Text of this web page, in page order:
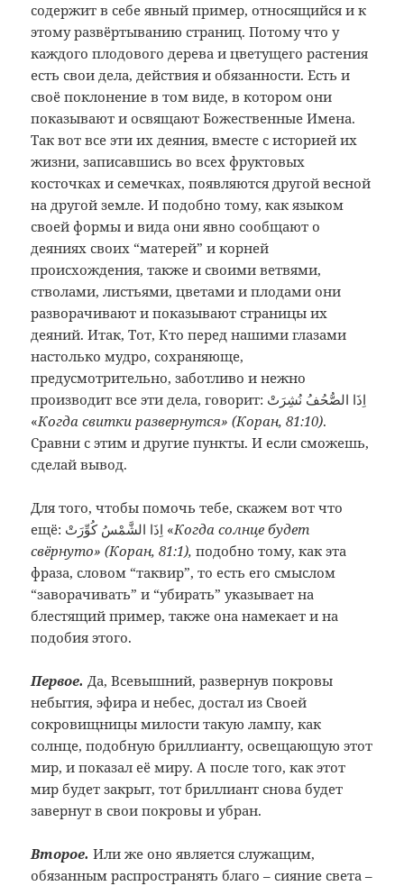
содержит в себе явный пример, относящийся и к
этому развёртыванию страниц. Потому что у
каждого плодового дерева и цветущего растения
есть свои дела, действия и обязанности. Есть и
своё поклонение в том виде, в котором они
показывают и освящают Божественные Имена.
Так вот все эти их деяния, вместе с историей их
жизни, записавшись во всех фруктовых
косточках и семечках, появляются другой весной
на другой земле. И подобно тому, как языком
своей формы и вида они явно сообщают о
деяниях своих “матерей” и корней
происхождения, также и своими ветвями,
стволами, листьями, цветами и плодами они
разворачивают и показывают страницы их
деяний. Итак, Тот, Кто перед нашими глазами
настолько мудро, сохраняюще,
предусмотрительно, заботливо и нежно
производит все эти дела, говорит: اِذَا الصُّحُفُ نُشِرَتْ
«Когда свитки развернутся» (Коран, 81:10).
Сравни с этим и другие пункты. И если сможешь,
сделай вывод.
Для того, чтобы помочь тебе, скажем вот что
ещё: اِذَا الشَّمْسُ كُوِّرَتْ «Когда солнце будет
свёрнуто» (Коран, 81:1),подобно тому, как эта
фраза, словом “таквир”, то есть его смыслом
“заворачивать” и “убирать” указывает на
блестящий пример, также она намекает и на
подобия этого.
Первое. Да, Всевышний, развернув покровы
небытия, эфира и небес, достал из Своей
сокровищницы милости такую лампу, как
солнце, подобную бриллианту, освещающую этот
мир, и показал её миру. А после того, как этот
мир будет закрыт, тот бриллиант снова будет
завернут в свои покровы и убран.
Второе. Или же оно является служащим,
обязанным распространять благо – сияние света –